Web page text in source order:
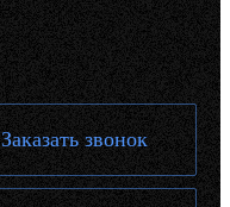
Заказать звонок